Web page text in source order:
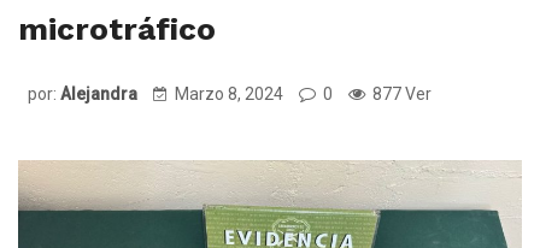
microtráfico
por: Alejandra Marzo 8, 2024 0 877 Ver